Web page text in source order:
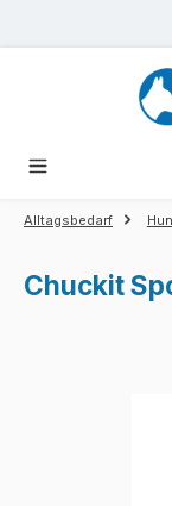
Zum Hauptinhalt
Alltagsbedarf
Chuckit